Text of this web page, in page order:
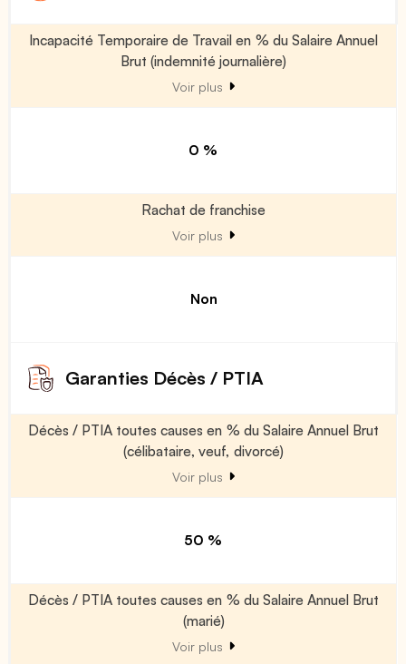
Incapacité Temporaire de Travail en % du Salaire Annuel
Brut (indemnité journalière)
Voir plus
0 %
Rachat de franchise
Voir plus
Non
Garanties Décès / PTIA
Décès / PTIA toutes causes en % du Salaire Annuel Brut
(célibataire, veuf, divorcé)
Voir plus
50 %
Décès / PTIA toutes causes en % du Salaire Annuel Brut
(marié)
Voir plus